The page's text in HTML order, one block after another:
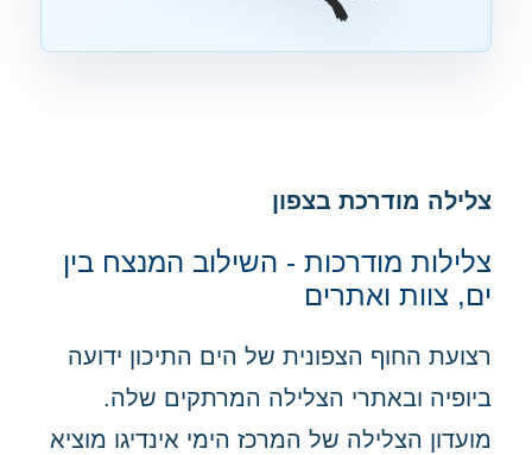
צלילה מודרכת בצפון
צלילות מודרכות - השילוב המנצח בין
ים, צוות ואתרים
רצועת החוף הצפונית של הים התיכון ידועה
ביופיה ובאתרי הצלילה המרתקים שלה.
מועדון הצלילה של המרכז הימי אינדיגו מוציא